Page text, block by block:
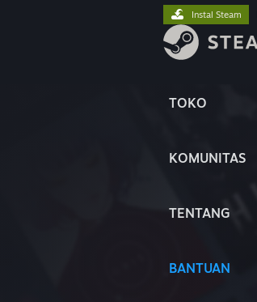
TOKO
KOMUNITAS
TENTANG
BANTUAN
Instal Steam